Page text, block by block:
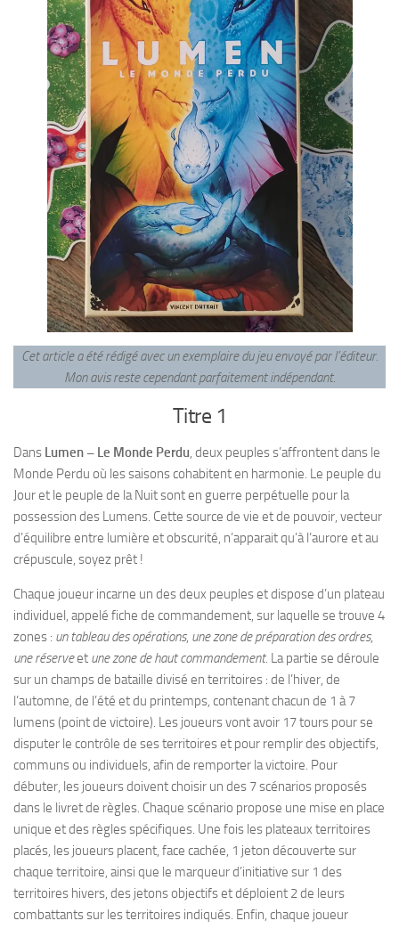
Cet article a été rédigé avec un exemplaire du jeu envoyé par l’éditeur.
Mon avis reste cependant parfaitement indépendant.
Titre 1
Dans Lumen – Le Monde Perdu, deux peuples s’affrontent dans le
Monde Perdu où les saisons cohabitent en harmonie. Le peuple du
Jour et le peuple de la Nuit sont en guerre perpétuelle pour la
possession des Lumens. Cette source de vie et de pouvoir, vecteur
d’équilibre entre lumière et obscurité, n’apparait qu’à l’aurore et au
crépuscule, soyez prêt !
Chaque joueur incarne un des deux peuples et dispose d’un plateau
individuel, appelé fiche de commandement, sur laquelle se trouve 4
zones : un tableau des opérations, une zone de préparation des ordres,
une réserveet une zone de haut commandement. La partie se déroule
sur un champs de bataille divisé en territoires : de l’hiver, de
l’automne, de l’été et du printemps, contenant chacun de 1 à 7
lumens (point de victoire). Les joueurs vont avoir 17 tours pour se
disputer le contrôle de ses territoires et pour remplir des objectifs,
communs ou individuels, afin de remporter la victoire. Pour
débuter, les joueurs doivent choisir un des 7 scénarios proposés
dans le livret de règles. Chaque scénario propose une mise en place
unique et des règles spécifiques. Une fois les plateaux territoires
placés, les joueurs placent, face cachée, 1 jeton découverte sur
chaque territoire, ainsi que le marqueur d’initiative sur 1 des
territoires hivers, des jetons objectifs et déploient 2 de leurs
combattants sur les territoires indiqués. Enfin, chaque joueur